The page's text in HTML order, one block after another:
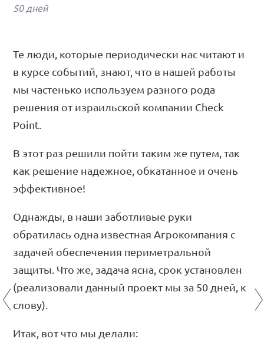
50 дней
Те люди, которые периодически нас читают и
в курсе событий, знают, что в нашей работы
мы частенько используем разного рода
решения от израильской компании Check
Point.
В этот раз решили пойти таким же путем, так
как решение надежное, обкатанное и очень
эффективное!
Однажды, в наши заботливые руки
обратилась одна известная Агрокомпания с
задачей обеспечения периметральной
защиты. Что же, задача ясна, срок установлен
(реализовали данный проект мы за 50 дней, к
слову).
Итак, вот что мы делали:
НАШИ РЕШЕНИЯ
РЕАЛИЗОВАННЫЕ ПРОЕКТЫ
КОМАНДА
НОВОСТИ
КОНТАКТЫ